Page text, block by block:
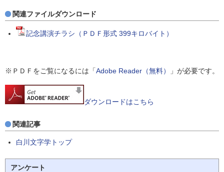
関連ファイルダウンロード
記念講演チラシ（ＰＤＦ形式 399キロバイト）
※ＰＤＦをご覧になるには「Adobe Reader（無料） 」が必要です。
ダウンロードはこちら
関連記事
白川文字学トップ
アンケート